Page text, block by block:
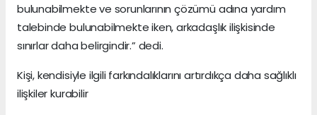
bulunabilmekte ve sorunlarının çözümü adına yardım
talebinde bulunabilmekte iken, arkadaşlık ilişkisinde
sınırlar daha belirgindir.” dedi.
Kişi, kendisiyle ilgili farkındalıklarını artırdıkça daha sağlıklı
ilişkiler kurabilir